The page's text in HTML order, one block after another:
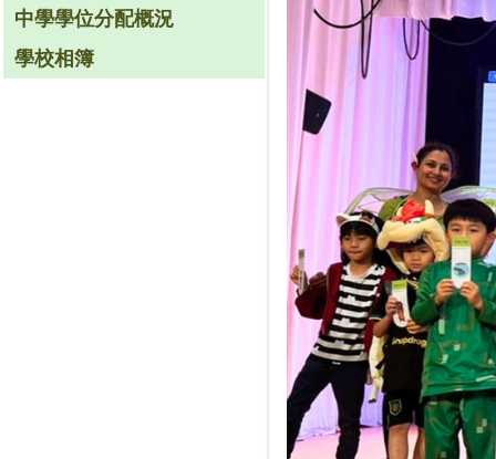
中學學位分配概況
學校相簿